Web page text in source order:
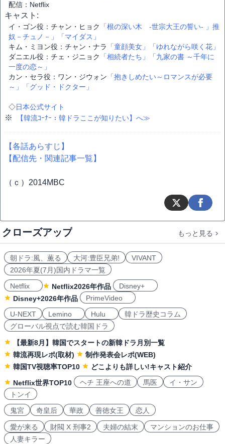
配信：Netflix
キャスト:
イ・ゴン役：チャン・ヒョク 「根の深い木 -世宗大王の誓い- 」 推
奴－チュノ－」
「マイダス」
キム・ミヨン役：チャン・ナラ
「童顔美女」
「ゆれながら咲く花」
ダニエル役：チェ・ジニョク
「相続者たち」
「九家の書 ～千年に
一度の恋～」
カン・セラ役：ワン・ジウォン 「抱きしめたい～ロマンスが必要
～」
「グッド・ドクター」
◇日本公式サイト
※ 【韓流ｺｰﾅｰ：韓ドラここが知りたい】へ≫
【各話あらすじ】
【配信先・関連記事一覧】
（ｃ）2014MBC
クローズアップ もっと見る
朝ドラ:風、薫る 大河:豊臣兄弟!
VIVANT
2026年夏(7月)国内ドラマ一覧
Netflix
Netflix2026年作品
Disney+
Disney+2026年作品
PrimeVideo
U-NEXT
Lemino Hulu
韓ドラ歴史コラム
グローバル視点で読む韓国ドラ
【最新8月】韓国でスタートの新韓ドラ月別一覧
韓流再現レポ(取材)
制作発表会レポ(WEB)
韓国TV視聴率TOP10
どこよりも詳しい!キャスト紹介
Netflix世界TOP10
ヘチ 王座への道 馬医
イ・サン
トンイ
鬼宮
奇皇后 華政 善徳女王 恋人
愛が来る 財閥 X 刑事2 夫婦の結末
マンションのお仕事
人妻キラー